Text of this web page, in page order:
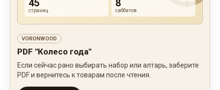
45
страниц
8
саббатов
VORONWOOD
PDF "Колесо года"
Если сейчас рано выбирать набор или алтарь, заберите
PDF и вернитесь к товарам после чтения.